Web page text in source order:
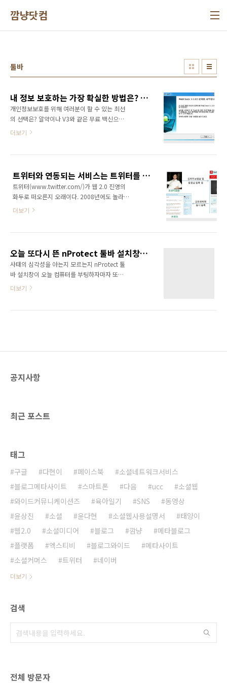
깜냥닷컴
툴바
내 정보 보호하는 가장 확실한 방법은? 한국인터넷진흥원 웹체크 툴바 설치하면 내 정보를 보호하고 내 PC를 지킬 수 있다!
개인정보보호를 위해 여러분이 할 수 있는 최선
의 선택은? 알약이나 V3와 같은 무료 백신으로
컴퓨터를 실시간으로 보호해야 하고, P2P 사이
는 사이트인지, 아닌지를 왠만한 경우가 아니고
서는 확인하기가 어렵다는 데 있겠죠? 유명한 사
이트라면 모르겠지만 웹서핑 중에 어떤 사이트
에 들어가게 될지는 아무도 모를 일이기 때문입
하는 것만으로도 감염될 수 있기 때문에 주의해
죠! 자! 여기에서 한국인터넷진흥원의 웹체크 툴
바가 필요하게 됩니다. 인터넷 ..
더보기
트위터와 연동되는 서비스는 트위터를 통한 콘텐츠의 확산을 목적으로 한다!
트위터(www.twitter.com/)가 웹 2.0 진영의
화두로 떠오른지 오래이다. 2008년에도 놀라운
성장세로 세간의 이슈가 되더니 2009년에 들어
적으로 외국의 웹서비스가 대한민국에서 이슈가
되는게 쉽지 않은데 정말 이례적이다. 역시 최근
의 트렌드를 보면 역시 트위터와 스마트폰이 대
세인 것만은 확실하다. 필자도 트위터
로그와이드(www.blogwide.kr/)에 접목시키
더보기
오늘 또다시 뜬 nProtect 툴바 설치창입니다.
사태의 심각성을 아는지 모르는지 nProtect 툴
바 설치창이 오늘 컴퓨터를 부팅하자마자 또다
시 나타났습니다. 더 큰 문제는 PC를 재부팅해
들다니... 해도해도 너무 합니다. 이제는 우리가
더보기
공지사항
최근 포스트
태그
구글 다현이 페이스북
소셜네트워크서비스
블로그메타사이트
스마트폰 다음 ucc
소셜웹
와이드커뮤니케이션즈
육아일기 SNS
동영상
윤상진
소셜 윤다현 소셜웹사용설명서
태양이
웹2.0
소셜미디어 블로그 깜냥
메타블로그
플랫폼
엑스티비 블로그와이드
메타사이트
소셜커머스
트위터 네이버
더보기
검색
전체 방문자